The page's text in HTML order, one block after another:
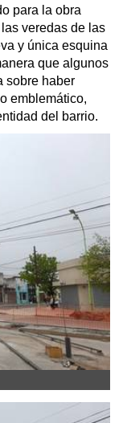
para la obra
veredas de las
y única esquina
que algunos
sobre haber
emblemático,
del barrio.